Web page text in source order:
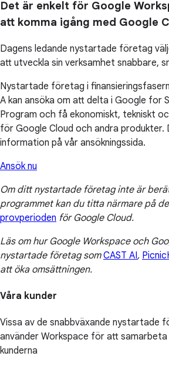
Det är enkelt för Google
att komma igång med Google
Dagens ledande nystartade företag
att utveckla sin verksamhet snabbare,
Nystartade företag i
A kan ansöka om att delta i Google for
Program och få ekonomiskt, tekniskt
för Google Cloud och andra produkter.
information på vår ansökningssida.
Ansök nu
Om ditt nystartade företag inte är
programmet kan du titta närmare på
provperioden för Google Cloud.
Läs om hur Google Workspace och
nystartade företag somCAST AI,
att öka omsättningen.
Våra kunder
Vissa av de snabbväxande nystartade
använder Workspace för att
kunderna